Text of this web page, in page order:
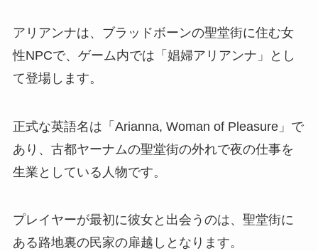
アリアンナは、ブラッドボーンの聖堂街に住む女
性NPCで、ゲーム内では「娼婦アリアンナ」とし
て登場します。
正式な英語名は「Arianna, Woman of Pleasure」で
あり、古都ヤーナムの聖堂街の外れで夜の仕事を
生業としている人物です。
プレイヤーが最初に彼女と出会うのは、聖堂街に
ある路地裏の民家の扉越しとなります。